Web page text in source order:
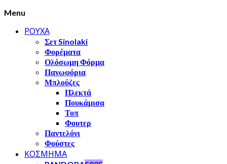
Menu
ΡΟΥΧΑ
Σετ Sinolaki
Φορέματα
Ολόσωμη Φόρμα
Πανωφόρια
Μπλούζες
Πλεκτά
Πουκάμισα
Τοπ
Φουτερ
Παντελόνι
Φούστες
ΚΟΣΜΗΜΑ